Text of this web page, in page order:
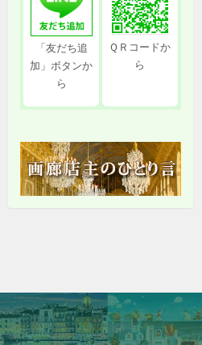
「友だち追
加」ボタンか
ら
ＱＲコードか
ら